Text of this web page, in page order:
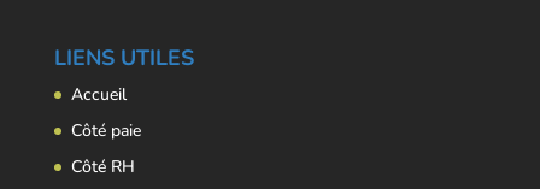
LIENS UTILES
Accueil
Côté paie
Côté RH